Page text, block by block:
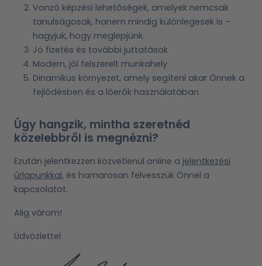
Vonzó képzési lehetőségek, amelyek nemcsak
tanulságosak, hanem mindig különlegesek is –
hagyjuk, hogy meglepjünk.
Jó fizetés és további juttatások
Modern, jól felszerelt munkahely
Dinamikus környezet, amely segíteni akar Önnek a
fejlődésben és a lóerők használatában
Úgy hangzik, mintha szeretnéd
közelebbről is megnézni?
Ezután jelentkezzen közvetlenül online a jelentkezési
űrlapunkkal, és hamarosan felvesszük Önnel a
kapcsolatot.
Alig várom!
Üdvözlettel